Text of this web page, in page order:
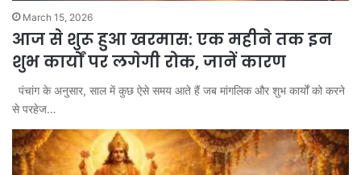
March 15, 2026
आज से शुरू हुआ खरमास: एक महीने तक इन
शुभ कार्यों पर लगेगी रोक, जानें कारण
पंचांग के अनुसार, साल में कुछ ऐसे समय आते हैं जब मांगलिक और शुभ कार्यों को करने
से परहेज…